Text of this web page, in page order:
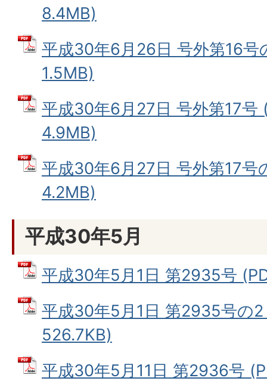
8.4MB)
平成30年6月26日 号外第16号
1.5MB)
平成30年6月27日 号外第17号
4.9MB)
平成30年6月27日 号外第17号
4.2MB)
平成30年5月
平成30年5月1日 第2935号
平成30年5月1日 第2935号の
526.7KB)
平成30年5月11日 第2936号